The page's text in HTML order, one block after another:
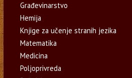
Građevinarstvo
Hemija
Knjige za učenje stranih jezika
Matematika
Medicina
Poljoprivreda